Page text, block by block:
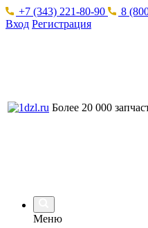
+7 (343) 221-80-90 8
Вход Регистрация
Более 20 000
Меню